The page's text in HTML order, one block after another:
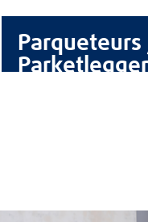
FICHES DE SÉCURITÉ